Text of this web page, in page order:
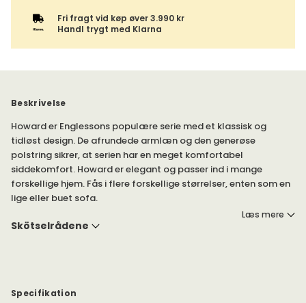
Fri fragt vid køp øver 3.990 kr
Handl trygt med Klarna
Beskrivelse
Howard er Englessons populære serie med et klassisk og
tidløst design. De afrundede armlæn og den generøse
polstring sikrer, at serien har en meget komfortabel
siddekomfort. Howard er elegant og passer ind i mange
forskellige hjem. Fås i flere forskellige størrelser, enten som en
lige eller buet sofa.
Howard sofa har Largee løse rygpuder og en let skrående ryg,
der giver en afslappende fornemmelse. Sofaen kan skabes i
Læs mere
Skötselrådene
Specifikation